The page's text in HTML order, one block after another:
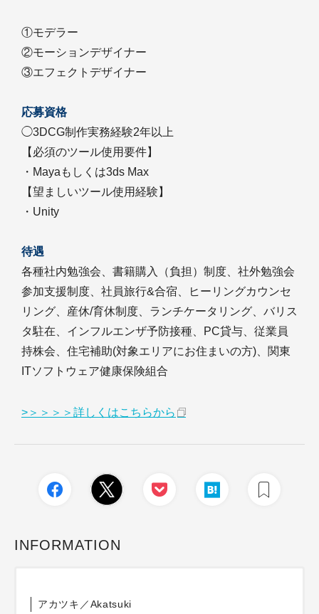
①モデラー
②モーションデザイナー
③エフェクトデザイナー
応募資格
◯3DCG制作実務経験2年以上
【必須のツール使用要件】
・Mayaもしくは3ds Max
【望ましいツール使用経験】
・Unity
待遇
各種社内勉強会、書籍購入（負担）制度、社外勉強会
参加支援制度、社員旅行&合宿、ヒーリングカウンセ
リング、産休/育休制度、ランチケータリング、バリス
タ駐在、インフルエンザ予防接種、PC貸与、従業員
持株会、住宅補助(対象エリアにお住まいの方)、関東
ITソフトウェア健康保険組合
>＞＞＞＞詳しくはこちらから
INFORMATION
アカツキ／Akatsuki